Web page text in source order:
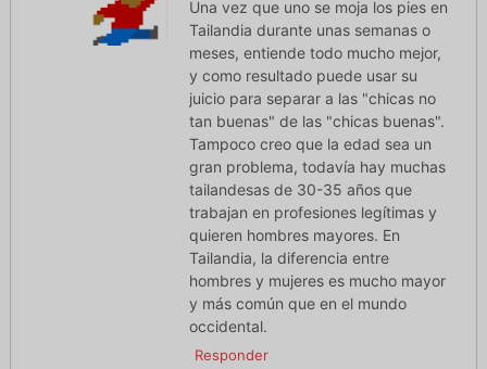
Una vez que uno se moja los pies en
Tailandia durante unas semanas o
meses, entiende todo mucho mejor,
y como resultado puede usar su
juicio para separar a las "chicas no
tan buenas" de las "chicas buenas".
Tampoco creo que la edad sea un
gran problema, todavía hay muchas
tailandesas de 30-35 años que
trabajan en profesiones legítimas y
quieren hombres mayores. En
Tailandia, la diferencia entre
hombres y mujeres es mucho mayor
y más común que en el mundo
occidental.
Responder